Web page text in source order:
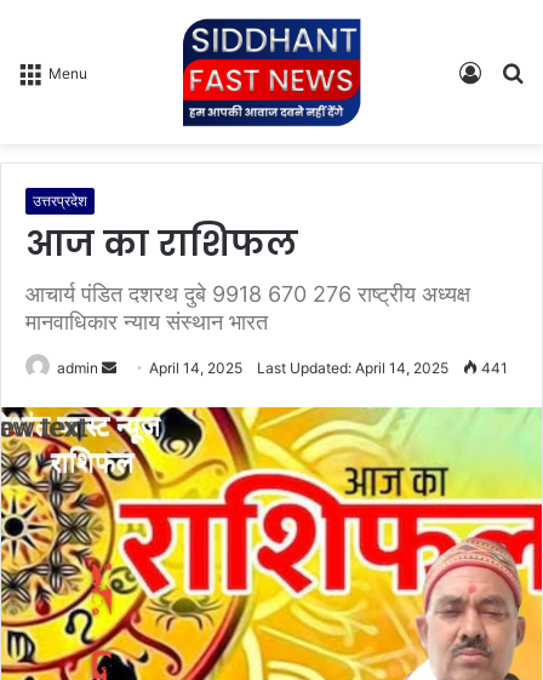
Menu
Log
उत्तरप्रदेश
आज का राशिफल
आचार्य पंडित दशरथ दुबे 9918 670 276 राष्ट्रीय अध्यक्ष
मानवाधिकार न्याय संस्थान भारत
admin
n
d
a
n
e
m
a
i
l
April 14, 2025 Last Updated: April 14, 2025 441